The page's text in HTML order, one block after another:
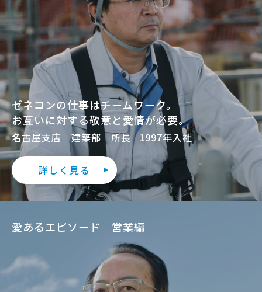
ゼネコンの仕事はチームワーク。
お互いに対する敬意と愛情が必要。
名古屋支店 建築部｜所長 1997年入社
詳しく見る
愛あるエピソード 営業編